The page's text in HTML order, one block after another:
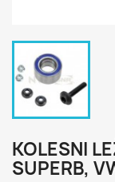
KOLESNI
SUPERB,